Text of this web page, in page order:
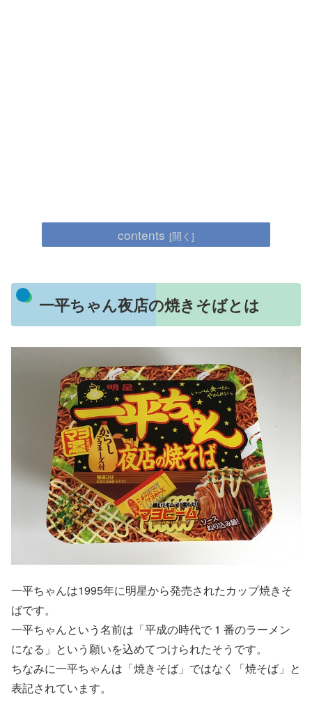
contents
一平ちゃん夜店の焼きそばとは
一平ちゃんは1995年に明星から発売されたカップ焼きそ
ばです。
一平ちゃんという名前は「平成の時代で 1 番のラーメン
になる」という願いを込めてつけられたそうです。
ちなみに一平ちゃんは「焼きそば」ではなく「焼そば」と
表記されています。